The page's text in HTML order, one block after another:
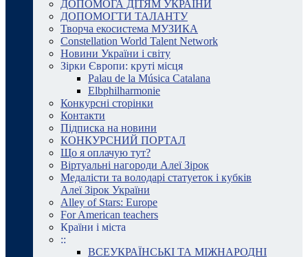
ДОПОМОГА ДІТЯМ УКРАЇНИ
ДОПОМОГТИ ТАЛАНТУ
Творча екосистема МУЗИКА
Constellation World Talent Network
Новини України і світу
Зірки Європи: круті місця
Palau de la Música Catalana
Elbphilharmonie
Конкурсні сторінки
Контакти
Підписка на новини
КОНКУРСНИЙ ПОРТАЛ
Що я оплачую тут?
Віртуальні нагороди Алеї Зірок
Медалісти та володарі статуеток і кубків
Алеї Зірок України
Alley of Stars: Europe
For American teachers
Країни і міста
::
ВСЕУКРАЇНСЬКІ ТА МІЖНАРОДНІ